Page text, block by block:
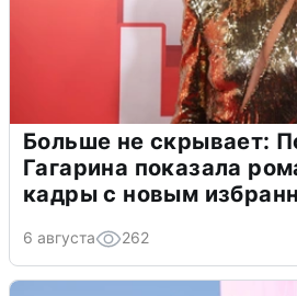
Больше не скрывает:
Гагарина показала
кадры с новым
6 августа 262